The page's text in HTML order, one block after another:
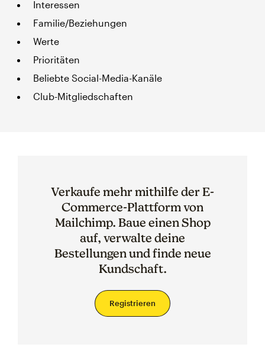
Interessen
Familie/Beziehungen
Werte
Prioritäten
Beliebte Social-Media-Kanäle
Club-Mitgliedschaften
Verkaufe mehr mithilfe der E-
Commerce-Plattform von
Mailchimp. Baue einen Shop
auf, verwalte deine
Bestellungen und finde neue
Kundschaft.
Registrieren